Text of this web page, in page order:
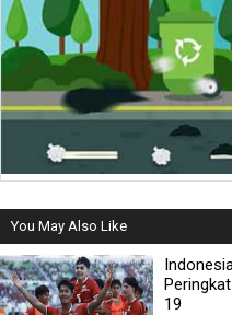
You May Also Like
19